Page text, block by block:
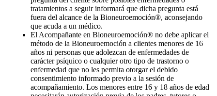
tratamientos a seguir informará que dicha pregunta está
fuera del alcance de la Bioneuroemoción®, aconsejando
que acuda a un médico.
El Acompañante en Bioneuroemoción® no debe aplicar el
método de la Bioneuroemoción a clientes menores de 16
años ni personas que adolezcan de enfermedades de
carácter psíquico o cualquier otro tipo de trastorno o
enfermedad que no les permita otorgar el debido
consentimiento informado previo a la sesión de
acompañamiento. Los menores entre 16 y 18 años de edad